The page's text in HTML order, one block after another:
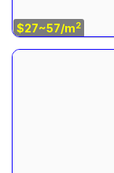
$27~57/m2